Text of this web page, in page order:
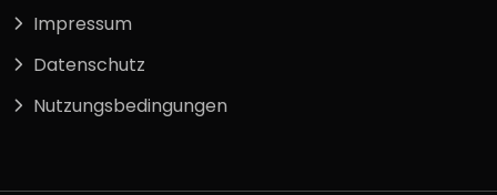
Impressum
Datenschutz
Nutzungsbedingungen